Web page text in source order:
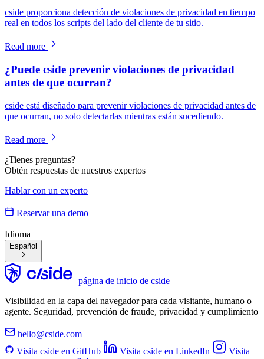
cside proporciona detección de violaciones de privacidad en tiempo
real en todos los scripts del lado del cliente de tu sitio.
Read more
¿Puede cside prevenir violaciones de privacidad
antes de que ocurran?
cside está diseñado para prevenir violaciones de privacidad antes de
que ocurran, no solo detectarlas mientras están sucediendo.
Read more
¿Tienes preguntas?
Obtén respuestas de nuestros expertos
Hablar con un experto
Reservar una demo
Idioma
Español
página de inicio de cside
Visibilidad en la capa del navegador para cada visitante, humano o
agente. Seguridad, prevención de fraude, privacidad y cumplimiento
hello@cside.com
Visita cside en GitHub
Visita cside en LinkedIn
Visita